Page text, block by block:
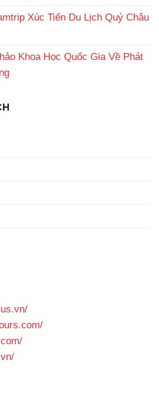
Xúc Tiến Du Lịch Quý Châu
Khoa Học Quốc Gia Về Phát